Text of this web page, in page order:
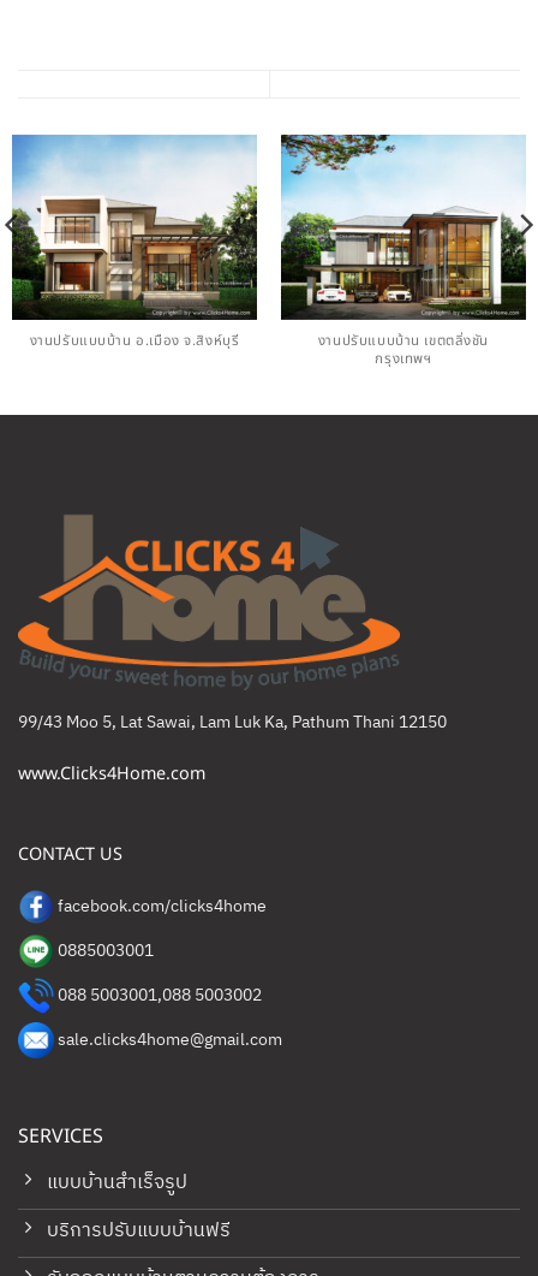
งานปรับแบบบ้าน อ.เมือง จ.สิงห์บุรี
งานปรับแบบบ้าน เขตตลิ่งชัน
กรุงเทพฯ
99/43 Moo 5, Lat Sawai, Lam Luk Ka, Pathum Thani 12150
www.Clicks4Home.com
SERVICES
แบบบ้านสำเร็จรูป
บริการปรับแบบบ้านฟรี
CONTACT US
facebook.com/clicks4home
0885003001
088 5003001,088 5003002
sale.clicks4home@gmail.com